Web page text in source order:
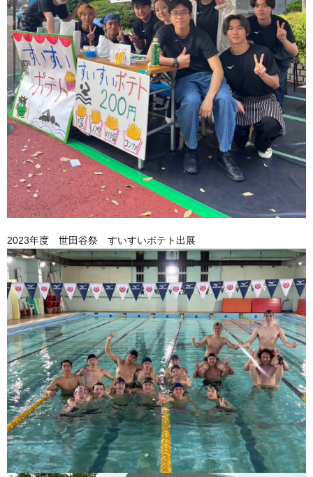
2023年度 世田谷祭 すいすいポテト出展